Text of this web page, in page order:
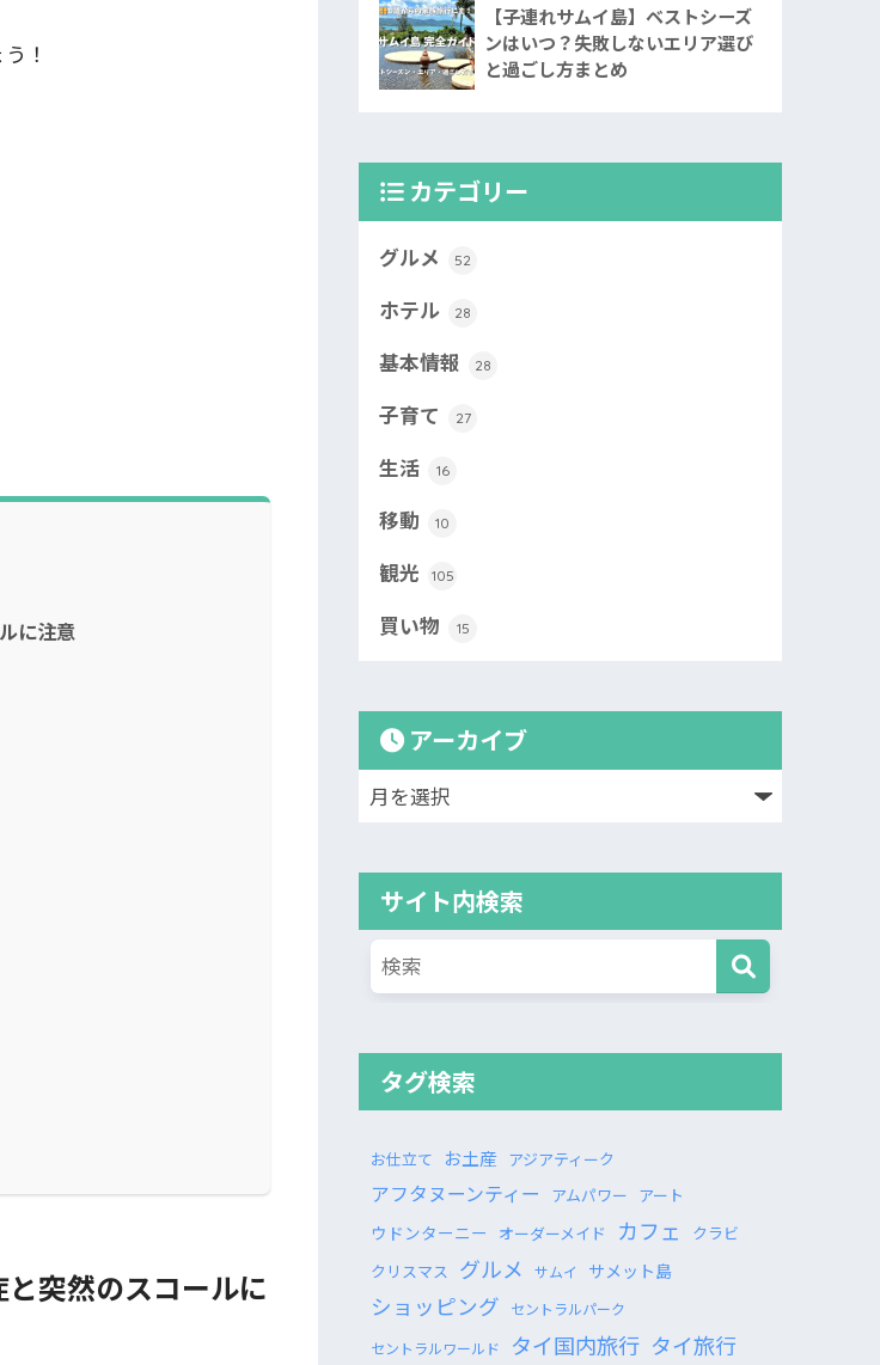
！
に注意
突然のスコールに
【子連れサムイ島】ベストシーズ
ンはいつ？失敗しないエリア選び
と過ごし方まとめ
カテゴリー
グルメ 52
ホテル 28
基本情報 28
子育て 27
生活 16
移動 10
観光 105
買い物 15
アーカイブ
サイト内検索
タグ検索
お仕立て お土産 アジアティーク
アフタヌーンティー アムパワー アート
ウドンターニー オーダーメイド カフェ
クラビ
クリスマス グルメ サムイ サメット島
ショッピング
セントラルパーク
セントラルワールド
タイ国内旅行 タイ旅行